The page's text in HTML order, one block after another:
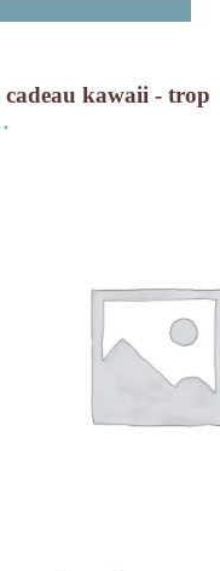
cadeau kawaii - trop